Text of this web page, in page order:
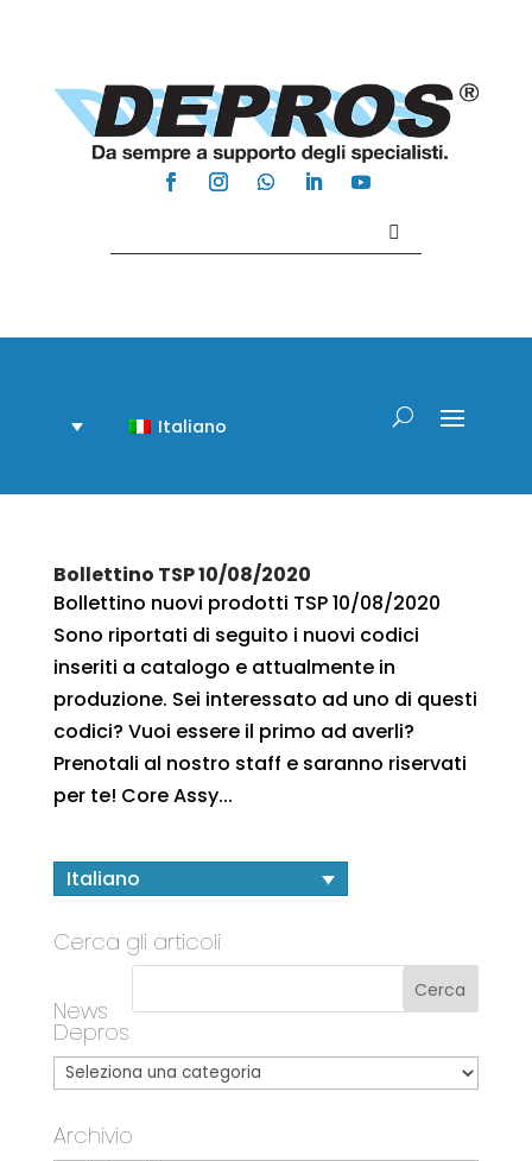
Italiano
Bollettino TSP 10/08/2020
Bollettino nuovi prodotti TSP 10/08/2020
Sono riportati di seguito i nuovi codici
inseriti a catalogo e attualmente in
produzione. Sei interessato ad uno di questi
codici? Vuoi essere il primo ad averli?
Prenotali al nostro staff e saranno riservati
per te! Core Assy...
Italiano
Cerca gli articoli
News
Depros
Archivio